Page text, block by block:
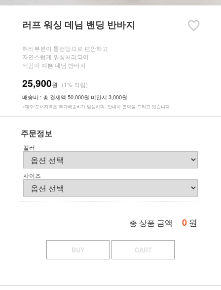
러프 워싱 데님 밴딩 반바지
허리부분이 통밴딩으로 편안하고
자연스럽게 워싱처리되어
색감이 예쁜 데님 반바지
25,900원 (1% 적립)
배송비 : 총 결제액 50,000원 미만시 3,000원
※제주/도서지역은 추가배송비가 발생하며, 안내차 연락을 드리고 있습니다.
주문정보
컬러
사이즈
총 상품 금액 0 원
BUY CART